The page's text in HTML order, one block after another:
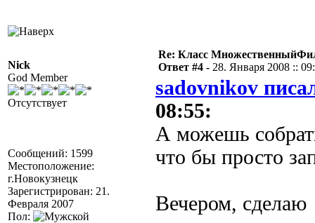
Nick
God Member
Отсутствует
Сообщений: 1599
Местоположение:
г.Новокузнецк
Зарегистрирован: 21.
Февраля 2007
Пол:
Re: Класс
Ответ #4 - 28. Января 2008 ::
sadovnikov
08:55:
А можешь
что бы просто
Вечером, сделаю